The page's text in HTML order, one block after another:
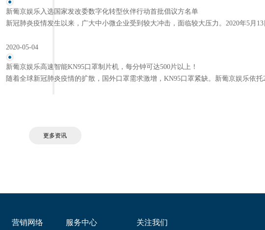
新葡京娱乐入选国家发改委数字化转型伙伴行动首批倡议方名单
新冠肺炎疫情发生以来，广大中小微企业受到较大冲击，面临较大压力。2020年5月13
2020-05-04
新葡京娱乐高速智能KN95口罩制片机，每分钟可达500片以上！
随着全球新冠肺炎疫情的扩散，国外口罩需求激增，KN95口罩紧缺。新葡京娱乐依托
更多资讯
营销网络 服务中心 关注我们